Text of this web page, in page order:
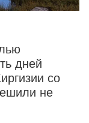
дней
со
не